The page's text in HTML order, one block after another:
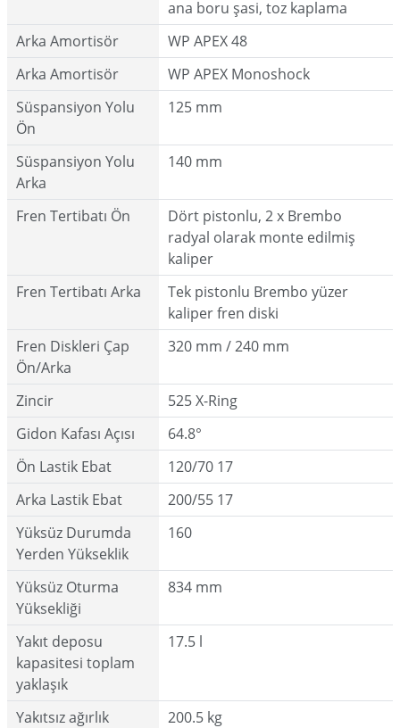
ana boru şasi, toz kaplama
Arka Amortisör
WP APEX 48
Arka Amortisör
WP APEX Monoshock
Süspansiyon Yolu
Ön
125 mm
Süspansiyon Yolu
Arka
140 mm
Fren Tertibatı Ön
Dört pistonlu, 2 x Brembo
radyal olarak monte edilmiş
kaliper
Fren Tertibatı Arka
Tek pistonlu Brembo yüzer
kaliper fren diski
Fren Diskleri Çap
Ön/Arka
320 mm / 240 mm
Zincir
525 X-Ring
Gidon Kafası Açısı
64.8°
Ön Lastik Ebat
120/70 17
Arka Lastik Ebat
200/55 17
Yüksüz Durumda
Yerden Yükseklik
160
Yüksüz Oturma
Yüksekliği
834 mm
Yakıt deposu
kapasitesi toplam
yaklaşık
17.5 l
Yakıtsız ağırlık
200.5 kg